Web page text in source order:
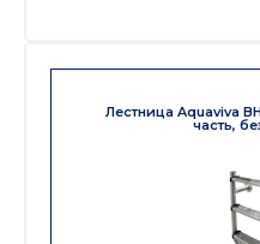
Лестница Aquaviva
часть,